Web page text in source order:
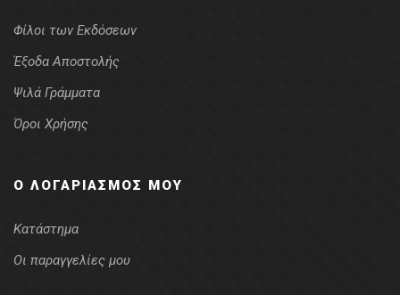
Φίλοι των Εκδόσεων
Έξοδα Αποστολής
Ψιλά Γράμματα
Όροι Χρήσης
Ο ΛΟΓΑΡΙΑΣΜΌΣ ΜΟΥ
Κατάστημα
Οι παραγγελίες μου